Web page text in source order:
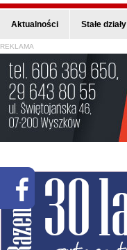
Aktualności Stałe działy
REKLAMA